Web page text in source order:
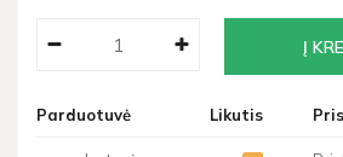
Parduotuvė Likutis